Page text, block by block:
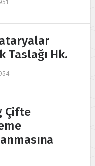
Taslağı Hk.
Çifte